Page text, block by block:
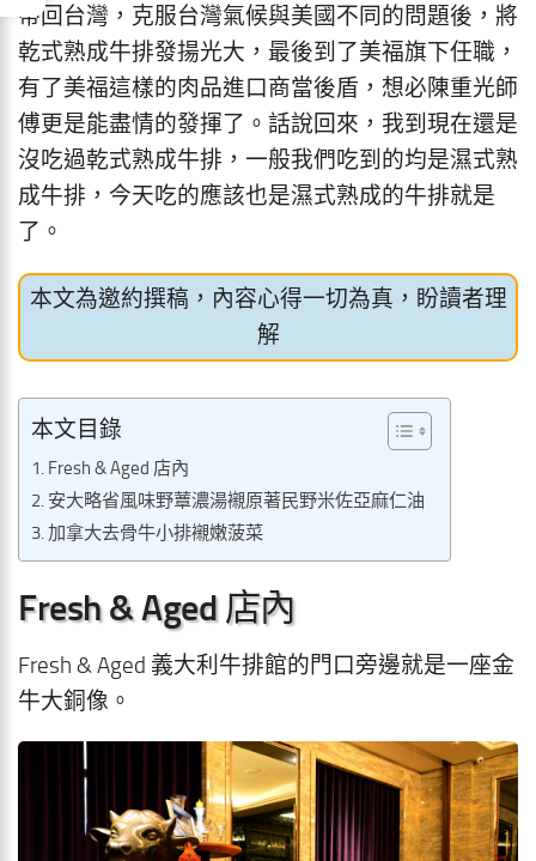
帶回台灣，克服台灣氣候與美國不同的問題後，將
乾式熟成牛排發揚光大，最後到了美福旗下任職，
有了美福這樣的肉品進口商當後盾，想必陳重光師
傅更是能盡情的發揮了。話說回來，我到現在還是
沒吃過乾式熟成牛排，一般我們吃到的均是濕式熟
成牛排，今天吃的應該也是濕式熟成的牛排就是
了。
本文為邀約撰稿，內容心得一切為真，盼讀者理
解
本文目錄
Fresh & Aged 店內
安大略省風味野蕈濃湯襯原著民野米佐亞麻仁油
加拿大去骨牛小排襯嫩菠菜
Fresh & Aged 店內
Fresh & Aged 義大利牛排館的門口旁邊就是一座金
牛大銅像。